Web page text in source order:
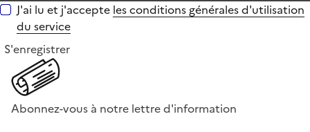
J'ai lu et j'accepte les conditions générales d'utilisation
du service
S'enregistrer
Abonnez-vous à notre lettre d'information